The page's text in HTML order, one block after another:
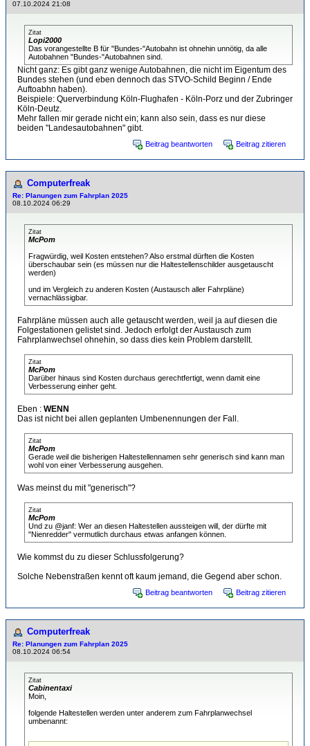
07.10.2024 21:08
Zitat
Lopi2000
Das vorangestellte B für "Bundes-"Autobahn ist ohnehin unnötig, da alle
Autobahnen "Bundes-"Autobahnen sind.
Nicht ganz: Es gibt ganz wenige Autobahnen, die nicht im Eigentum des
Bundes stehen (und eben dennoch das STVO-Schild Beginn / Ende
Auftoabhn haben).
Beispiele: Querverbindung Köln-Flughafen - Köln-Porz und der Zubringer
Köln-Deutz.
Mehr fallen mir gerade nicht ein; kann also sein, dass es nur diese
beiden "Landesautobahnen" gibt.
Beitrag beantworten Beitrag zitieren
Computerfreak
Re: Planungen zum Fahrplan 2025
08.10.2024 06:29
Zitat
McPom
Fragwürdig, weil Kosten entstehen? Also erstmal dürften die Kosten
überschaubar sein (es müssen nur die Haltestellenschilder ausgetauscht
werden)
und im Vergleich zu anderen Kosten (Austausch aller Fahrpläne)
vernachlässigbar.
Fahrpläne müssen auch alle getauscht werden, weil ja auf diesen die
Folgestationen gelistet sind. Jedoch erfolgt der Austausch zum
Fahrplanwechsel ohnehin, so dass dies kein Problem darstellt.
Zitat
McPom
Darüber hinaus sind Kosten durchaus gerechtfertigt, wenn damit eine
Verbesserung einher geht.
Eben : WENN
Das ist nicht bei allen geplanten Umbenennungen der Fall.
Zitat
McPom
Gerade weil die bisherigen Haltestellennamen sehr generisch sind kann man
wohl von einer Verbesserung ausgehen.
Was meinst du mit "generisch"?
Zitat
McPom
Und zu @janf: Wer an diesen Haltestellen aussteigen will, der dürfte mit
"Nienredder" vermutlich durchaus etwas anfangen können.
Wie kommst du zu dieser Schlussfolgerung?
Solche Nebenstraßen kennt oft kaum jemand, die Gegend aber schon.
Beitrag beantworten Beitrag zitieren
Computerfreak
Re: Planungen zum Fahrplan 2025
08.10.2024 06:54
Zitat
Cabinentaxi
Moin,
folgende Haltestellen werden unter anderem zum Fahrplanwechsel
umbenannt: